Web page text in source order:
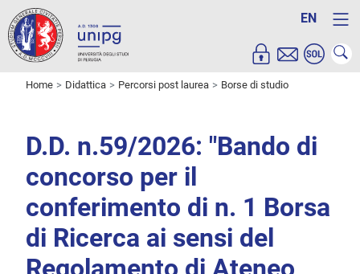
EN
Home Didattica Percorsi post laurea Borse di studio
D.D. n.59/2026: "Bando di
concorso per il
conferimento di n. 1 Borsa
di Ricerca ai sensi del